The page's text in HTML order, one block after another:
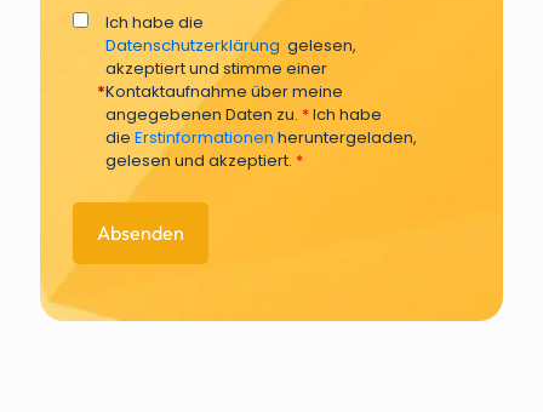
*
Ich habe die
Datenschutzerklärung gelesen,
akzeptiert und stimme einer
Kontaktaufnahme über meine
angegebenen Daten zu. *Ich habe
die Erstinformationen heruntergeladen,
gelesen und akzeptiert. *